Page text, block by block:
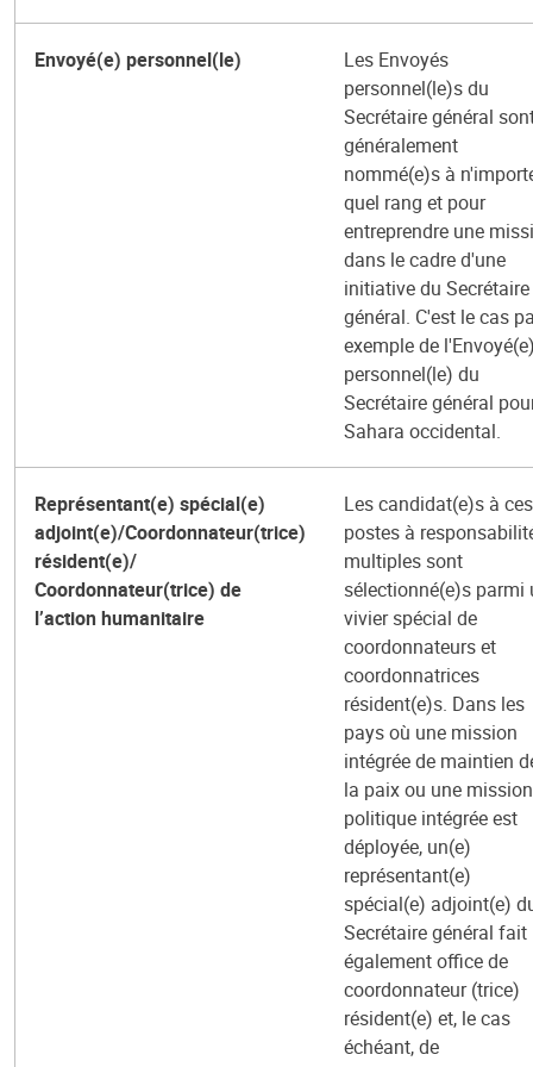
Envoyé(e) personnel(le)
Les Envoyés
personnel(le)s du
Secrétaire général
généralement
nommé(e)s à
quel rang et pour
entreprendre une
dans le cadre d'une
initiative du Secrétaire
général. C'est le cas
exemple de
personnel(le) du
Secrétaire général
Sahara occidental.
Représentant(e) spécial(e)
adjoint(e)/Coordonnateur(trice)
résident(e)/
Coordonnateur(trice) de
l’action humanitaire
Les candidat(e)s à ces
postes à
multiples sont
sélectionné(e)s parmi
vivier spécial de
coordonnateurs et
coordonnatrices
résident(e)s. Dans les
pays où une mission
intégrée de maintien
la paix ou une mission
politique intégrée est
déployée, un(e)
représentant(e)
spécial(e) adjoint(e)
Secrétaire général fait
également office de
coordonnateur (trice)
résident(e) et, le cas
échéant, de